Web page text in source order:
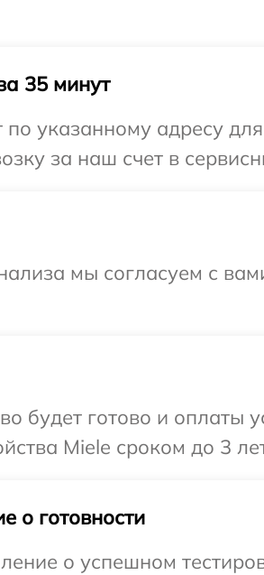
35 минут
указанному адресу
за наш счет в
мы согласуем с
будет готово и
Miele сроком до 3
о готовности
о успешном